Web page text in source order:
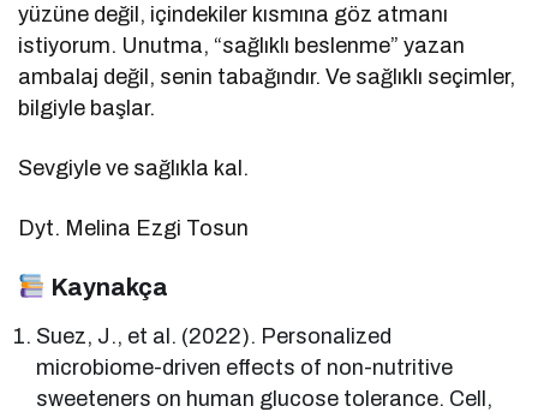
yüzüne değil, içindekiler kısmına göz atmanı
istiyorum. Unutma, “sağlıklı beslenme” yazan
ambalaj değil, senin tabağındır. Ve sağlıklı seçimler,
bilgiyle başlar.
Sevgiyle ve sağlıkla kal.
Dyt. Melina Ezgi Tosun
Kaynakça
Suez, J., et al. (2022). Personalized
microbiome-driven effects of non-nutritive
sweeteners on human glucose tolerance. Cell,